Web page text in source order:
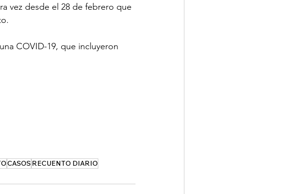
vez desde el 28 de febrero que
COVID-19, que incluyeron
CASOS RECUENTO DIARIO